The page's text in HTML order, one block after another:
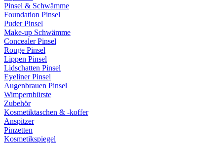
Pinsel & Schwämme
Foundation Pinsel
Puder Pinsel
Make-up Schwämme
Concealer Pinsel
Rouge Pinsel
Lippen Pinsel
Lidschatten Pinsel
Eyeliner Pinsel
Augenbrauen Pinsel
Wimpernbürste
Zubehör
Kosmetiktaschen & -koffer
Anspitzer
Pinzetten
Kosmetikspiegel